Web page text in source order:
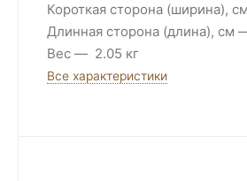
Короткая сторона (ширина), см
Длинная сторона (длина), см
Вес
2.05 кг
Все характеристики